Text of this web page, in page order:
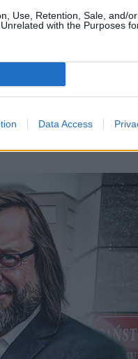
Use, Retention, Sale, and/
with the Purposes
Data Access
na Dzień